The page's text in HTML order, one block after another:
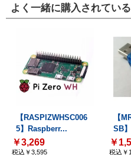
よく一緒に購入されてい
【RASPIZWHSC006
5】Raspberr...
￥3,269
税込￥3,595
【
SB
￥
税込￥